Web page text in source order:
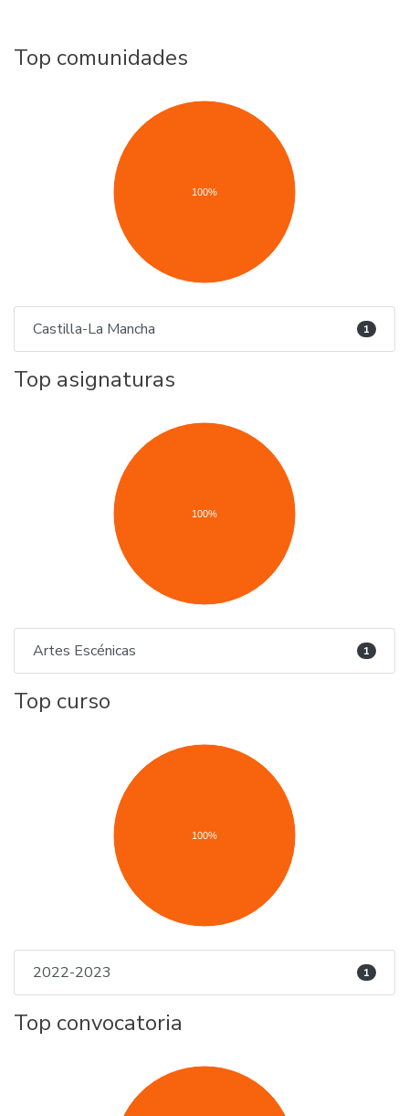
Top comunidades
100%
Castilla-La Mancha 1
Top asignaturas
100%
Artes Escénicas 1
Top curso
100%
2022-2023 1
Top convocatoria